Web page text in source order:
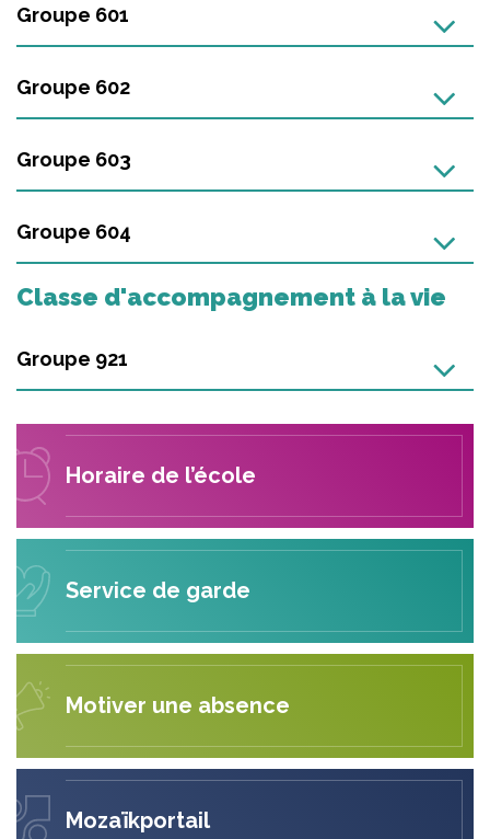
Groupe 601
Groupe 602
Groupe 603
Groupe 604
Classe d'accompagnement à la vie
Groupe 921
Horaire de l’école
Service de garde
Motiver une absence
Mozaïkportail